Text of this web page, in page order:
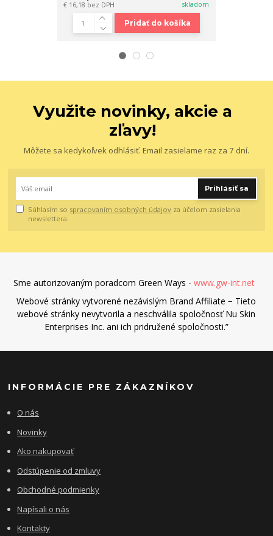
€ 16,18 bez DPH skladom
Pridať do košíka
Využite novinky, akcie a
zľavy!
Môžete sa kedykoľvek odhlásiť. Email zasielame raz za 7 dní.
Prihlásiť sa
Súhlasím so spracovaním osobných údajov za účelom zasielania
newslettera.
Sme autorizovaným poradcom Green Ways - www.gw-int.net
Webové stránky vytvorené nezávislým Brand Affiliate − Tieto
webové stránky nevytvorila a neschválila spoločnosť Nu Skin
Enterprises Inc. ani ich pridružené spoločnosti.”
INFORMÁCIE PRE ZÁKAZNÍKOV
O nás
Novinky
Ako nakupovať
Odstúpenie od zmluvy
Obchodné podmienky
Napísali o nás
Kontakty